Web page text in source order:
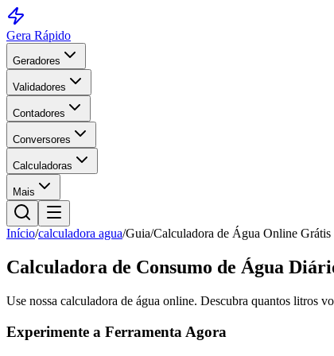
Gera Rápido
Geradores
Validadores
Contadores
Conversores
Calculadoras
Mais
Início/calculadora agua/Guia/Calculadora de Água Online Grátis
Calculadora de Consumo de Água
Use nossa calculadora de água online. Descubra quantos litros
Experimente a Ferramenta Agora